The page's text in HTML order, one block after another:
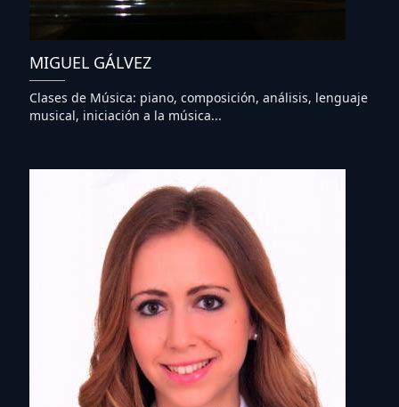
MIGUEL GÁLVEZ
Clases de Música: piano, composición, análisis, lenguaje
musical, iniciación a la música...